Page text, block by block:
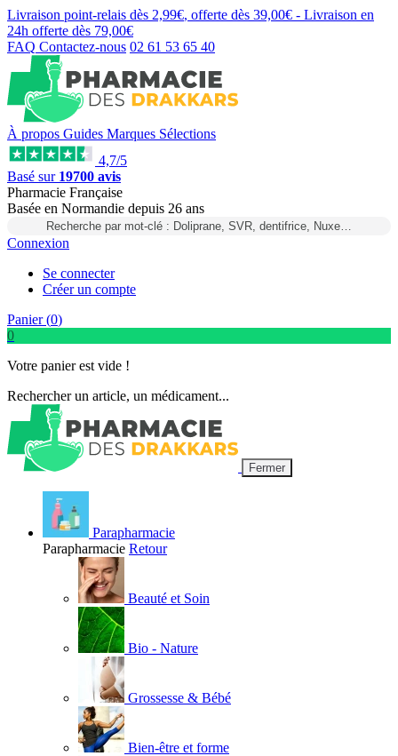
Livraison point-relais dès 2,99€, offerte dès 39,00€ - Livraison en
24h offerte dès 79,00€
FAQ Contactez-nous 02 61 53 65 40
À propos Guides Marques Sélections
4,7/5
Basé sur 19700 avis
Pharmacie Française
Basée en Normandie depuis 26 ans
Recherche par mot-clé : Doliprane, SVR, dentifrice, Nuxe…
Connexion
Se connecter
Créer un compte
Panier (0)
0
Votre panier est vide !
Rechercher un article, un médicament...
Fermer
Parapharmacie
Parapharmacie Retour
Beauté et Soin
Bio - Nature
Grossesse & Bébé
Bien-être et forme